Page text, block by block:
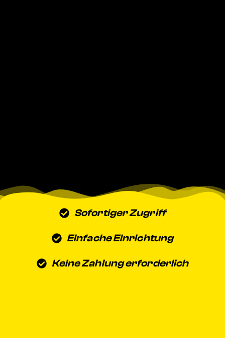
Sofortiger Zugriff
Einfache Einrichtung
Keine Zahlung erforderlich